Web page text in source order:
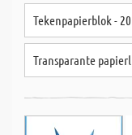
Tekenpapierblok -
Transparante